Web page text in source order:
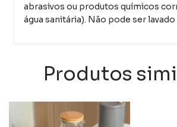
abrasivos ou produtos químicos
água sanitária). Não pode ser lavado
Produtos